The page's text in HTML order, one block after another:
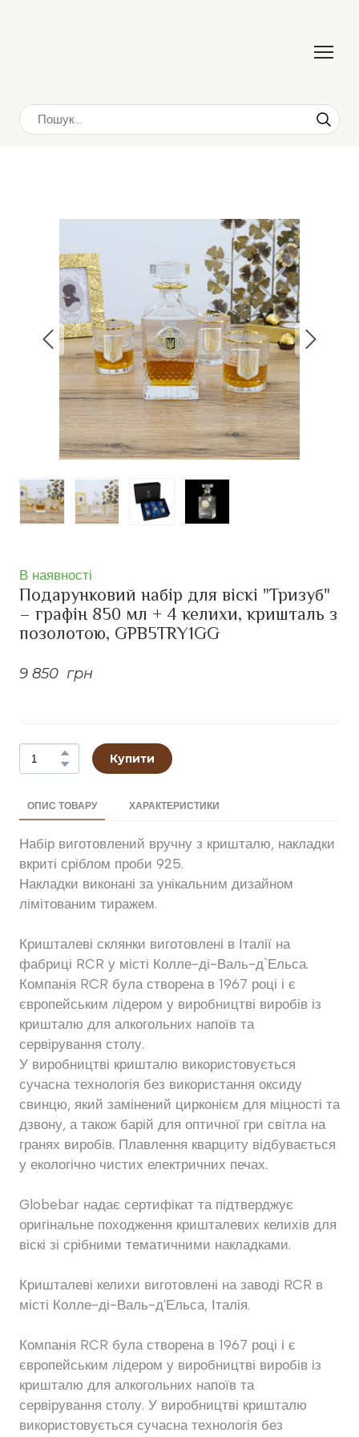
В наявності
Подарунковий набір для віскі "Тризуб"
– графін 850 мл + 4 келихи, кришталь з
позолотою, GPB5TRY1GG
9 850  грн
Купити
ОПИС ТОВАРУ ХАРАКТЕРИСТИКИ
Набір виготовлений вручну з кришталю, накладки
вкриті сріблом проби 925.
Накладки виконані за унікальним дизайном
лімітованим тиражем.
Кришталеві склянки виготовлені в Італії на
фабриці RCR у місті Колле-ді-Валь-д`Ельса.
Компанія RCR була створена в 1967 році і є
європейським лідером у виробництві виробів із
кришталю для алкогольних напоїв та
сервірування столу.
У виробництві кришталю використовується
сучасна технологія без використання оксиду
свинцю, який замінений цирконієм для міцності та
дзвону, а також барій для оптичної гри світла на
гранях виробів. Плавлення кварциту відбувається
у екологічно чистих електричних печах.
Globebar надає сертифікат та підтверджує
оригінальне походження кришталевих келихів для
віскі зі срібними тематичними накладками.
Кришталеві келихи виготовлені на заводі RCR в
місті Колле-ді-Валь-д'Ельса, Італія.
Компанія RCR була створена в 1967 році і є
європейським лідером у виробництві виробів із
кришталю для алкогольних напоїв та
сервірування столу. У виробництві кришталю
використовується сучасна технологія без